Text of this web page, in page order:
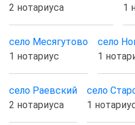
2 нотариуса
1
село Месягутово
1 нотариус
село
1
село Раевский
2 нотариуса
село
1